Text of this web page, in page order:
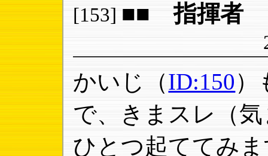
[153] ■■ 指揮者
かいじ（ID:150）
で、きまスレ（
ひとつ起ててみ